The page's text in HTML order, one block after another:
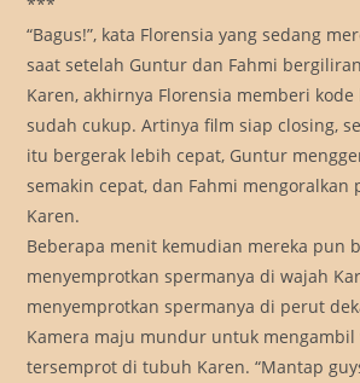
“Bagus!”, kata Florensia yang sedang
saat setelah Guntur dan Fahmi
Karen, akhirnya Florensia memberi
sudah cukup. Artinya film siap closing,
itu bergerak lebih cepat, Guntur
semakin cepat, dan Fahmi
Karen.
Beberapa menit kemudian mereka pun
menyemprotkan spermanya di wajah
menyemprotkan spermanya di perut
Kamera maju mundur untuk mengambil
tersemprot di tubuh Karen. “Mantap